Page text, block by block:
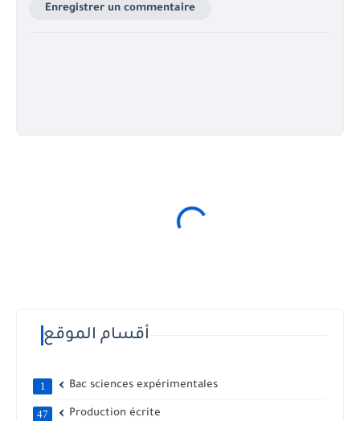
Enregistrer un commentaire
أقسام الموقع
Bac sciences expérimentales
1
Production écrite
47